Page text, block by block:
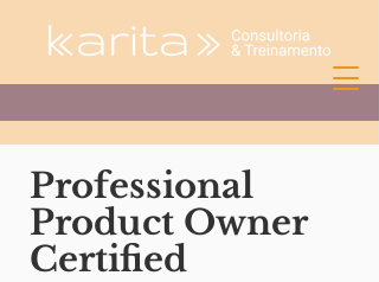
Professional
Product Owner
Certified